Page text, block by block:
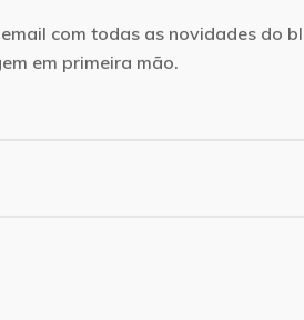
da Itália.com todas as novidades do
em primeira mão.